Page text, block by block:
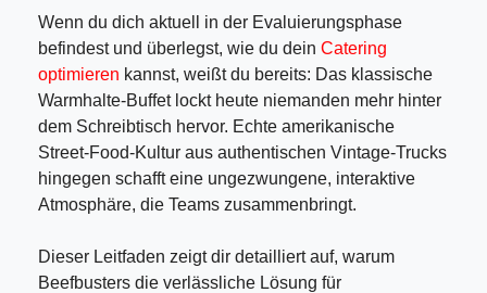
Wenn du dich aktuell in der Evaluierungsphase
befindest und überlegst, wie du dein Catering
optimieren kannst, weißt du bereits: Das klassische
Warmhalte-Buffet lockt heute niemanden mehr hinter
dem Schreibtisch hervor. Echte amerikanische
Street-Food-Kultur aus authentischen Vintage-Trucks
hingegen schafft eine ungezwungene, interaktive
Atmosphäre, die Teams zusammenbringt.
Dieser Leitfaden zeigt dir detailliert auf, warum
Beefbusters die verlässliche Lösung für